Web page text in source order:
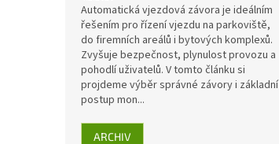
Automatická vjezdová závora je ideálním
řešením pro řízení vjezdu na parkoviště,
do firemních areálů i bytových komplexů.
Zvyšuje bezpečnost, plynulost provozu a
pohodlí uživatelů. V tomto článku si
projdeme výběr správné závory i základní
postup mon...
ARCHIV